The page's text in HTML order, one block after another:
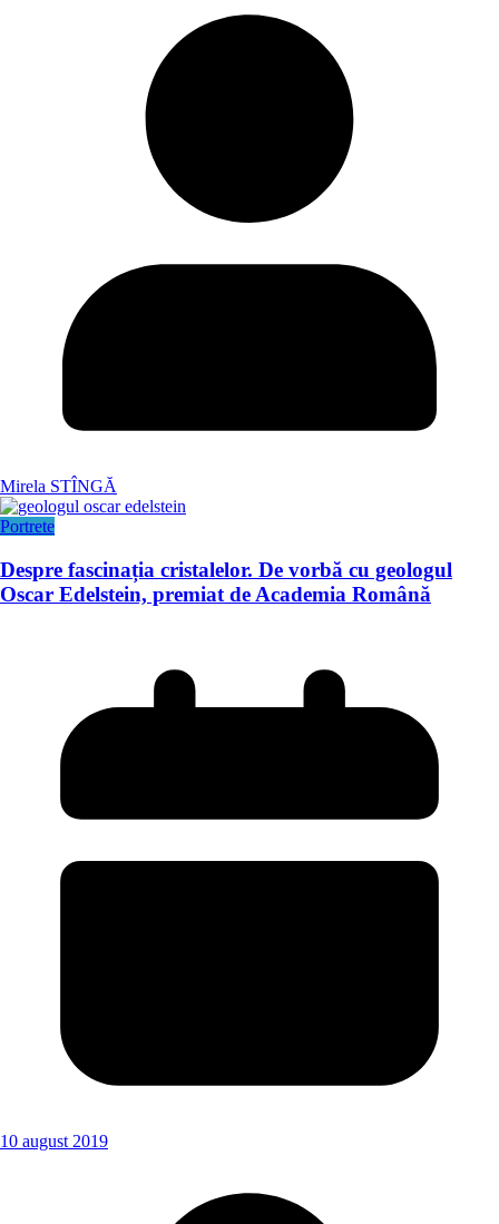
Mirela STÎNGĂ
Portrete
Despre fascinația cristalelor. De vorbă cu geologul
Oscar Edelstein, premiat de Academia Română
10 august 2019